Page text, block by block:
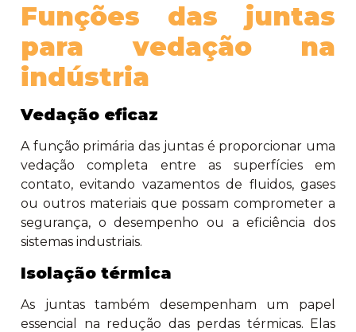
Funções das juntas
para vedação na
indústria
Vedação eficaz
A função primária das juntas é proporcionar uma
vedação completa entre as superfícies em
contato, evitando vazamentos de fluidos, gases
ou outros materiais que possam comprometer a
segurança, o desempenho ou a eficiência dos
sistemas industriais.
Isolação térmica
As juntas também desempenham um papel
essencial na redução das perdas térmicas. Elas